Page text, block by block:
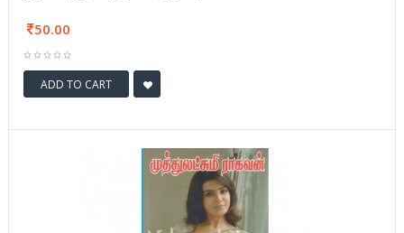
50.00
ADD TO CART